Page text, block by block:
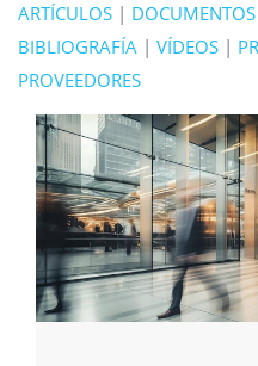
ARTÍCULOS | DOCUMENTOS
BIBLIOGRAFÍA | VÍDEOS |
PROVEEDORES